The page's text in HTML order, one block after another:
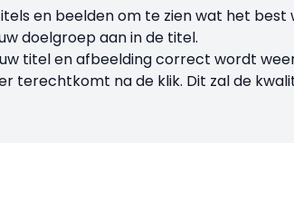
en beelden om te zien wat het best
doelgroep aan in de titel.
titel en afbeelding correct wordt
terechtkomt na de klik. Dit zal de